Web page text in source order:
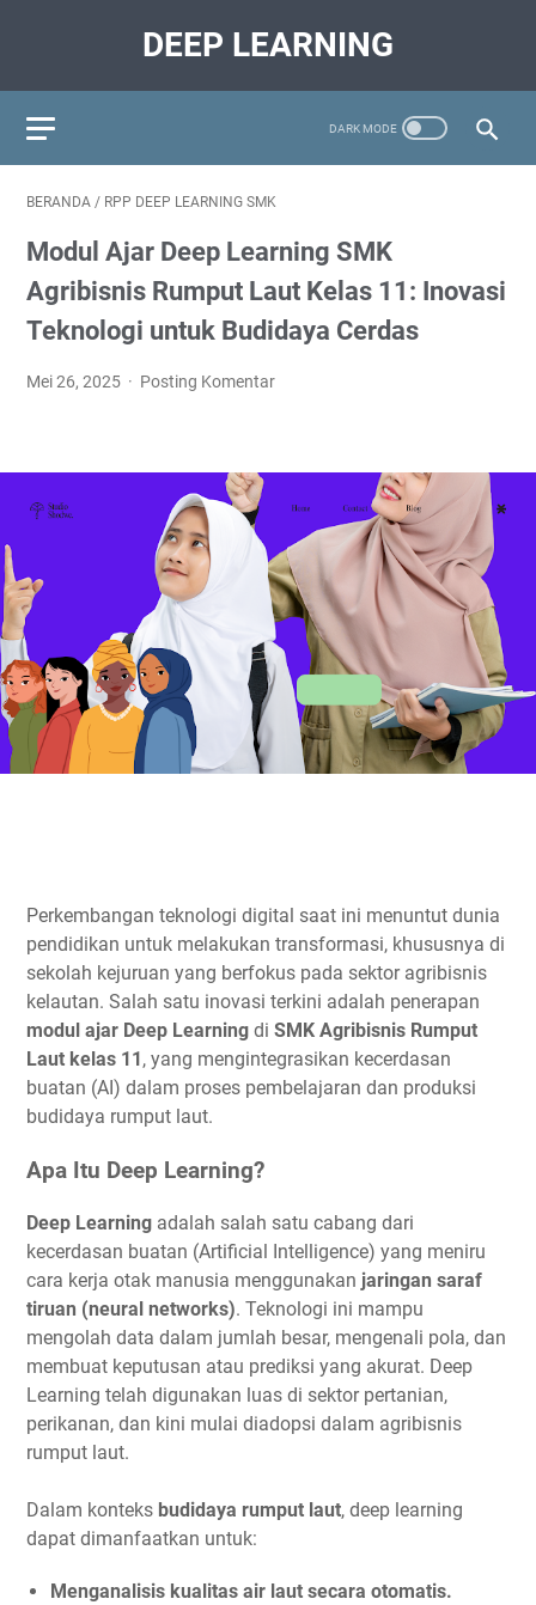
DEEP LEARNING
BERANDA / RPP DEEP LEARNING SMK
Modul Ajar Deep Learning SMK
Agribisnis Rumput Laut Kelas 11: Inovasi
Teknologi untuk Budidaya Cerdas
Mei 26, 2025 Posting Komentar
Perkembangan teknologi digital saat ini menuntut dunia
pendidikan untuk melakukan transformasi, khususnya di
sekolah kejuruan yang berfokus pada sektor agribisnis
kelautan. Salah satu inovasi terkini adalah penerapan
modul ajar Deep Learning di SMK Agribisnis Rumput
Laut kelas 11, yang mengintegrasikan kecerdasan
buatan (AI) dalam proses pembelajaran dan produksi
budidaya rumput laut.
Apa Itu Deep Learning?
Deep Learning adalah salah satu cabang dari
kecerdasan buatan (Artificial Intelligence) yang meniru
cara kerja otak manusia menggunakan jaringan saraf
tiruan (neural networks). Teknologi ini mampu
mengolah data dalam jumlah besar, mengenali pola, dan
membuat keputusan atau prediksi yang akurat. Deep
Learning telah digunakan luas di sektor pertanian,
perikanan, dan kini mulai diadopsi dalam agribisnis
rumput laut.
Dalam konteks budidaya rumput laut, deep learning
dapat dimanfaatkan untuk:
Menganalisis kualitas air laut secara otomatis.